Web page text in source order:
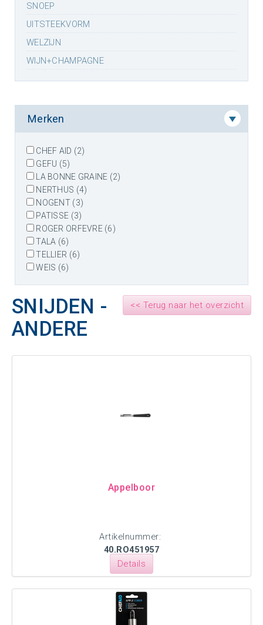
SNOEP
UITSTEEKVORM
WELZIJN
WIJN+CHAMPAGNE
Merken
CHEF AID (2)
GEFU (5)
LA BONNE GRAINE (2)
NERTHUS (4)
NOGENT (3)
PATISSE (3)
ROGER ORFEVRE (6)
TALA (6)
TELLIER (6)
WEIS (6)
<< Terug naar het overzicht
SNIJDEN -
ANDERE
Appelboor
Artikelnummer:
40.RO451957
Details